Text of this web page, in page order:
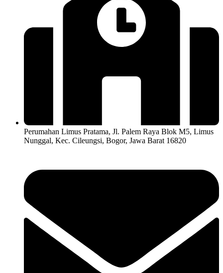
Perumahan Limus Pratama, Jl. Palem Raya Blok M5, Limus
Nunggal, Kec. Cileungsi, Bogor, Jawa Barat 16820